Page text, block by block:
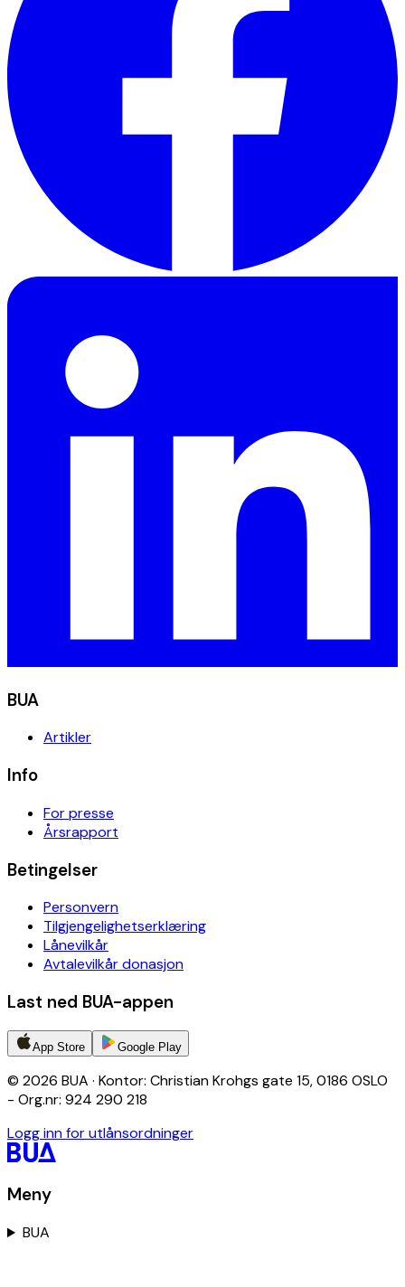
BUA
Artikler
Info
For presse
Årsrapport
Betingelser
Personvern
Tilgjengelighetserklæring
Lånevilkår
Avtalevilkår donasjon
Last ned BUA-appen
App Store Google Play
© 2026 BUA · Kontor: Christian Krohgs gate 15, 0186 OSLO
- Org.nr: 924 290 218
Logg inn for utlånsordninger
Meny
BUA